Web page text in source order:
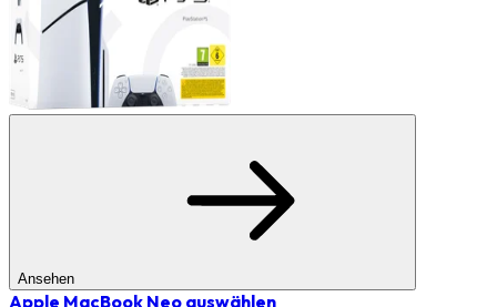
Ansehen
Apple MacBook Neo auswählen